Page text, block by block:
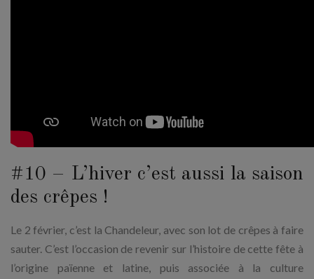
#10 – L’hiver c’est aussi la saison
des crêpes !
Le 2 février, c’est la Chandeleur, avec son lot de crêpes à faire
sauter. C’est l’occasion de revenir sur l’histoire de cette fête à
l’origine païenne et latine, puis associée à la culture